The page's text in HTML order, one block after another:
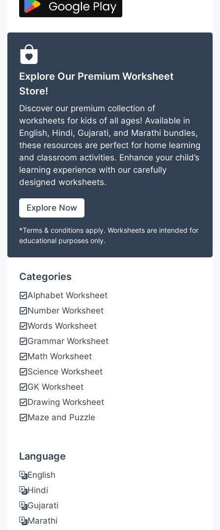
Explore Our Premium Worksheet
Store!
Discover our premium collection of
worksheets for kids of all ages! Available in
English, Hindi, Gujarati, and Marathi bundles,
these resources are perfect for home learning
and classroom activities. Enhance your child’s
learning experience with our carefully
designed worksheets.
Explore Now
*Terms & conditions apply. Worksheets are intended for
educational purposes only.
Categories
Alphabet Worksheet
Number Worksheet
Words Worksheet
Grammar Worksheet
Math Worksheet
Science Worksheet
GK Worksheet
Drawing Worksheet
Maze and Puzzle
Language
English
Hindi
Gujarati
Marathi